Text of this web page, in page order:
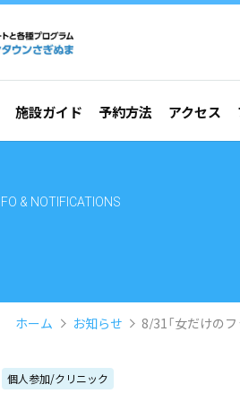
施設ガイド 予約方法 アクセス
& NOTIFICATIONS
ホーム お知らせ 8/31「女だけの
個人参加/クリニック